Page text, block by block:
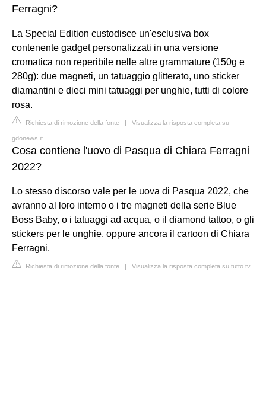
Ferragni?
La Special Edition custodisce un'esclusiva box
contenente gadget personalizzati in una versione
cromatica non reperibile nelle altre grammature (150g e
280g): due magneti, un tatuaggio glitterato, uno sticker
diamantini e dieci mini tatuaggi per unghie, tutti di colore
rosa.
Richiesta di rimozione della fonte | Visualizza la risposta completa su
gdonews.it
Cosa contiene l'uovo di Pasqua di Chiara Ferragni
2022?
Lo stesso discorso vale per le uova di Pasqua 2022, che
avranno al loro interno o i tre magneti della serie Blue
Boss Baby, o i tatuaggi ad acqua, o il diamond tattoo, o gli
stickers per le unghie, oppure ancora il cartoon di Chiara
Ferragni.
Richiesta di rimozione della fonte | Visualizza la risposta completa su tutto.tv